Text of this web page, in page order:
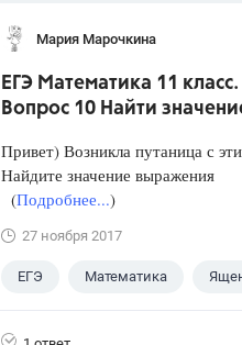
Мария Марочкина
ЕГЭ Математика 11
Вопрос 10 Найти
Привет) Возникла путаница с
Найдите значение выражения
(Подробнее...)
27 ноября 2017
ЕГЭ Математика